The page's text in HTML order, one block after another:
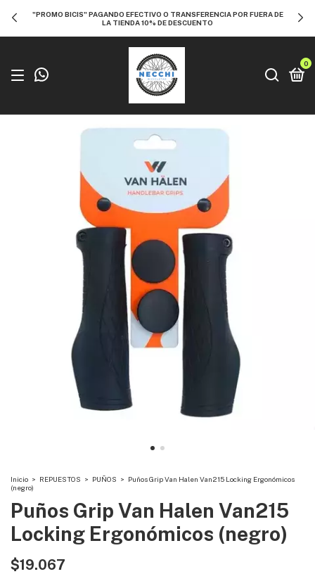
"PROMO BICIS" PAGANDO EFECTIVO O TRANSFERENCIA POR FUERA DE
LA TIENDA 10% DE DESCUENTO
0
Inicio > REPUESTOS > PUÑOS > Puños Grip Van Halen Van215 Locking Ergonómicos
(negro)
Puños Grip Van Halen Van215
Locking Ergonómicos (negro)
$19.067